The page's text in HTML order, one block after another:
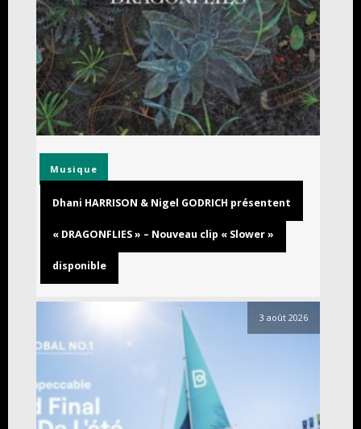
Musique
Dhani HARRISON & Nigel GODRICH présentent
« DRAGONFLIES » – Nouveau clip « Slower »
disponible
3 août 2026